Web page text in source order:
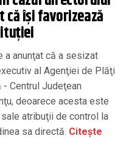
că își favorizează
a anunţat că a sesizat
al Agenţiei de Plăţi
Centrul Judeţean
deoarece acesta este
atribuţii de control la
sa directă. Citește